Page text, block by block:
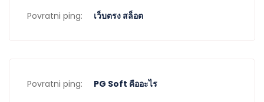
Povratni ping: เว็บตรง สล็อต
Povratni ping: PG Soft คืออะไร